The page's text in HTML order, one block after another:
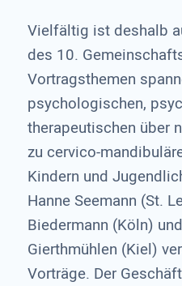
Vielfältig ist deshalb
des 10.
Vortragsthemen
psychologischen,
therapeutischen über
zu cervico-
Kindern und
Hanne Seemann (St.
Biedermann (Köln)
Gierthmühlen (Kiel)
Vorträge. Der